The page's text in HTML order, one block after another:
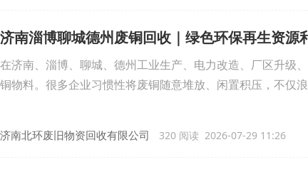
济南淄博聊城德州废铜回收｜绿色环保再生资源
在济南、淄博、聊城、德州工业生产、电力改造、厂区升级
铜物料。很多企业习惯性将废铜随意堆放、闲置积压，不仅
济南北环废旧物资回收有限公司 320 阅读 2026-07-29 11:26